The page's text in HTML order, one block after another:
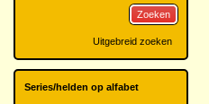
Zoeken
Uitgebreid zoeken
Series/helden op alfabet